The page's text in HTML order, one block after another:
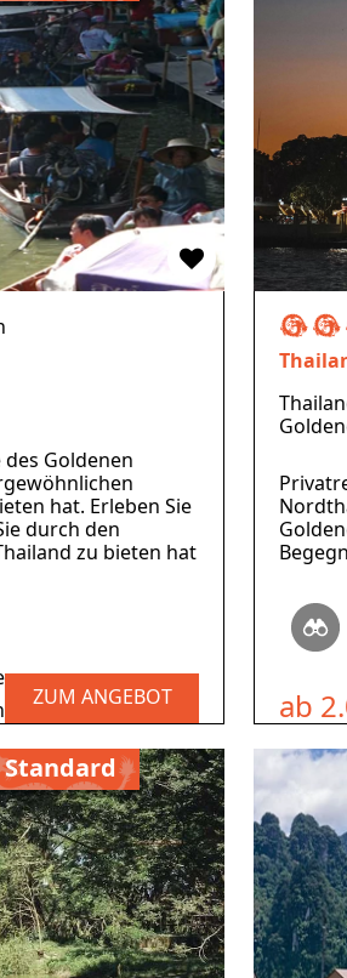
Goldenen
hat. Erleben Sie
durch den
zu bieten hat
ZUM ANGEBOT ab
Standard